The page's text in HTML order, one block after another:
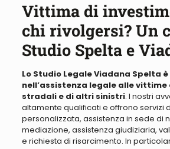
Vittima di
chi rivolgersi? Un
Studio Spelta e
Lo Studio Legale Viadana Spelta
nell’assistenza legale alle
stradali e di altri sinistri. I nostri
altamente qualificati e offrono servizi
personalizzata, assistenza in sede di
mediazione, assistenza giudiziaria,
e richiesta di risarcimento. In